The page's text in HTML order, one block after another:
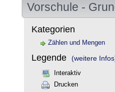
Vorschule -
Kategorien
Zählen und Mengen
Legende (weitere
Interaktiv
Drucken